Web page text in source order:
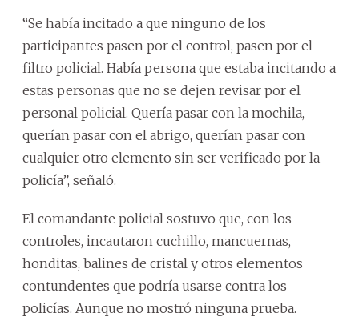
“Se había incitado a que ninguno de los
participantes pasen por el control, pasen por el
filtro policial. Había persona que estaba incitando a
estas personas que no se dejen revisar por el
personal policial. Quería pasar con la mochila,
querían pasar con el abrigo, querían pasar con
cualquier otro elemento sin ser verificado por la
policía”, señaló.
El comandante policial sostuvo que, con los
controles, incautaron cuchillo, mancuernas,
honditas, balines de cristal y otros elementos
contundentes que podría usarse contra los
policías. Aunque no mostró ninguna prueba.